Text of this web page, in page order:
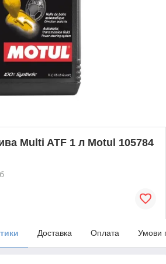
Multi ATF 1 л Motul 105784
Доставка Оплата Умови